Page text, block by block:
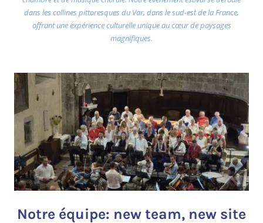
dans les collines pittoresques du Var, dans le sud-est de la France,
offrant une expérience culturelle unique au cœur de paysages
magnifiques.
Notre équipe: new team, new site